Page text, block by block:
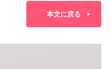
本文に戻る